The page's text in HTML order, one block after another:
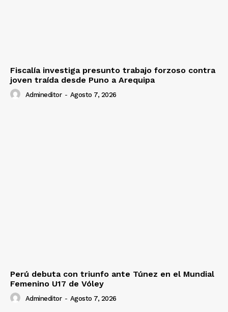
Fiscalía investiga presunto trabajo forzoso contra
joven traída desde Puno a Arequipa
Admineditor - Agosto 7, 2026
Perú debuta con triunfo ante Túnez en el Mundial
Femenino U17 de Vóley
Admineditor - Agosto 7, 2026